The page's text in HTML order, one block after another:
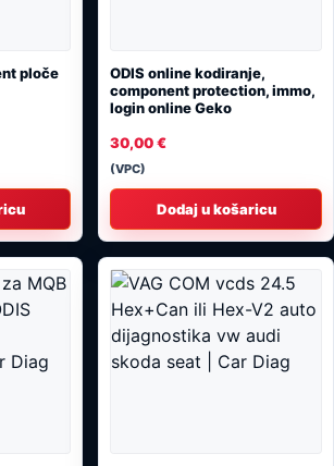
ploče
ODIS online kodiranje,
component protection, immo,
login online Geko
30,00€
(VPC)
Dodaj u košaricu